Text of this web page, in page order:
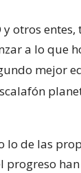
otros
a lo que
mejor
lo de las
progreso